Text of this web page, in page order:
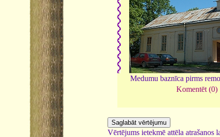
Medumu baznīca pirms
Komentēt (0)
Vērtējums ietekmē attēla atrašanos